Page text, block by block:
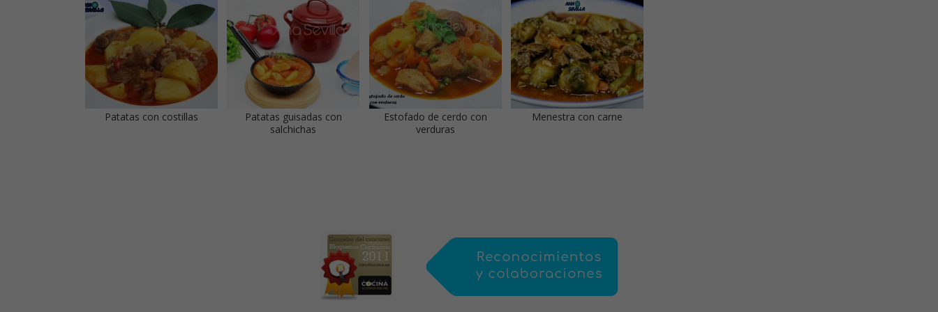
Patatas con costillas
Patatas guisadas con
salchichas
Estofado de cerdo con
verduras
Menestra con carne